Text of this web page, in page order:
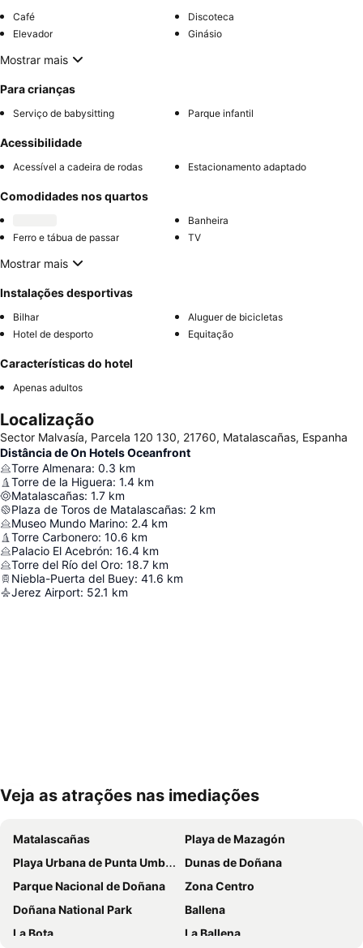
Café
Discoteca
Elevador
Ginásio
Mostrar mais
Para crianças
Serviço de babysitting Parque infantil
Acessibilidade
Acessível a cadeira de rodas Estacionamento adaptado
Comodidades nos quartos
Banheira
Ferro e tábua de passar
TV
Mostrar mais
Instalações desportivas
Bilhar
Aluguer de bicicletas
Hotel de desporto
Equitação
Características do hotel
Apenas adultos
Localização
Sector Malvasía, Parcela 120 130, 21760, Matalascañas, Espanha
Distância de On Hotels Oceanfront
Torre Almenara: 0.3 km
Torre de la Higuera: 1.4 km
Matalascañas: 1.7 km
Plaza de Toros de Matalascañas: 2 km
Museo Mundo Marino: 2.4 km
Torre Carbonero: 10.6 km
Palacio El Acebrón: 16.4 km
Torre del Río del Oro: 18.7 km
Niebla-Puerta del Buey: 41.6 km
Jerez Airport: 52.1 km
Ampliar mapa
Veja as atrações nas imediações
Matalascañas
Playa de Mazagón
Playa Urbana de Punta Umbría
Dunas de Doñana
Parque Nacional de Doñana
Zona Centro
Doñana National Park
Ballena
La Bota
La Ballena